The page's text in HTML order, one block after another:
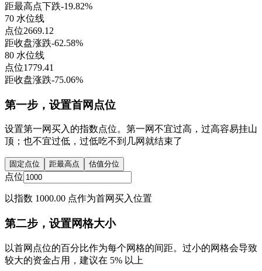
距最高点下跌-19.82%
70 水位线
点位2669.12
距收盘涨跌-62.58%
80 水位线
点位1779.41
距收盘涨跌-75.06%
第一步，设置首网点位
设置第一网买入的指数点位。第一网不宜过高，过高容易挂山
顶；也不宜过低，过低吃不到几网就结束了
固定点位 距最高点 估值分位
点位
以指数 1000.00 点作为首网买入位置
第二步，设置网格大小
以首网点位的百分比作为每个网格的间距。过小的网格会导致
较大的资金占用，建议在 5% 以上